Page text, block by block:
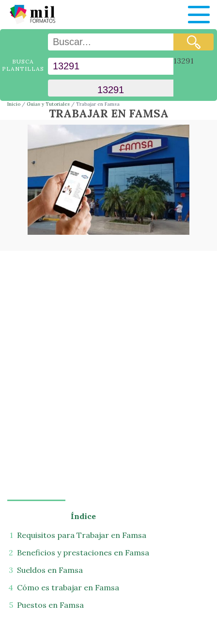
BUSCA
PLANTILLAS
13291
Inicio Guías y Tutoriales Trabajar en Famsa
TRABAJAR EN FAMSA
Índice
Requisitos para Trabajar en Famsa
Beneficios y prestaciones en Famsa
Sueldos en Famsa
Cómo es trabajar en Famsa
Puestos en Famsa